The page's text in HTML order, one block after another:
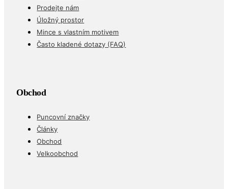
Prodejte nám
Úložný prostor
Mince s vlastním motivem
Často kladené dotazy (FAQ)
Obchod
Puncovní značky
Články
Obchod
Velkoobchod